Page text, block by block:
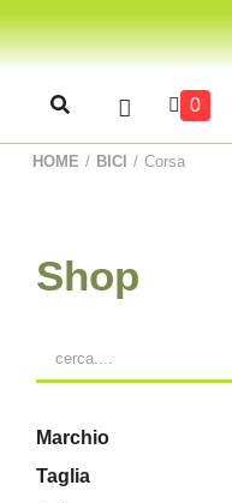
0
HOME / BICI / Corsa
Shop
Marchio
Taglia